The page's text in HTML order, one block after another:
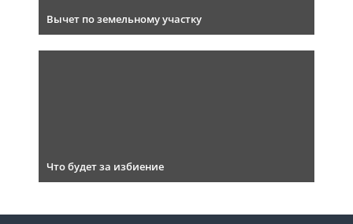
Вычет по земельному участку
Что будет за избиение